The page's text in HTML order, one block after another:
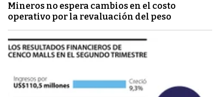
Mineros no espera cambios en el costo
operativo por la revaluación del peso